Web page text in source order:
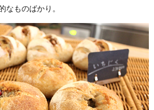
なものばかり。